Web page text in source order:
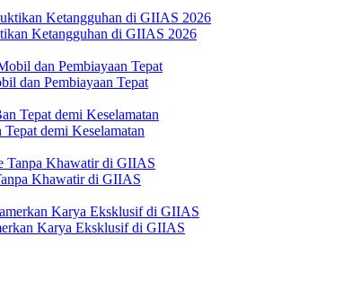
Ketangguhan di GIIAS 2026
dan Pembiayaan Tepat
demi Keselamatan
Khawatir di GIIAS
Karya Eksklusif di GIIAS